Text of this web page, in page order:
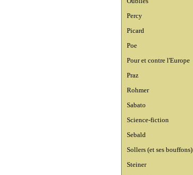
Percy
Picard
Poe
Pour et contre l'Europe
Praz
Rohmer
Sabato
Science-fiction
Sebald
Sollers (et ses bouffons)
Steiner